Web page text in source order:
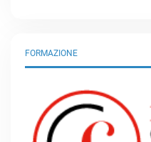
FORMAZIONE